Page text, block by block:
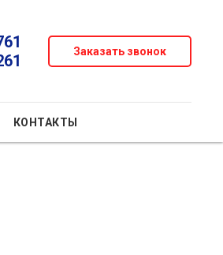
Заказать звонок
КОНТАКТЫ